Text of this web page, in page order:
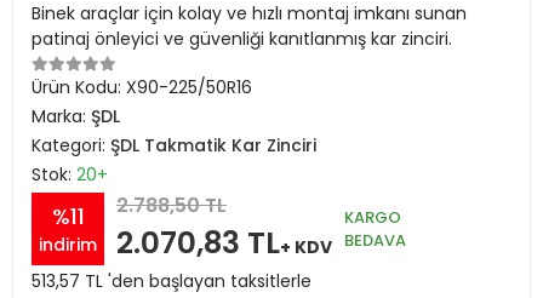
Binek araçlar için kolay ve hızlı montaj imkanı sunan
patinaj önleyici ve güvenliği kanıtlanmış kar zinciri.
Ürün Kodu: X90-225/50R16
Marka: ŞDL
Kategori: ŞDL Takmatik Kar Zinciri
Stok: 20+
%11
indirim
2.788,50 TL
2.070,83 TL+ KDV
KARGO
BEDAVA
513,57 TL 'den başlayan taksitlerle